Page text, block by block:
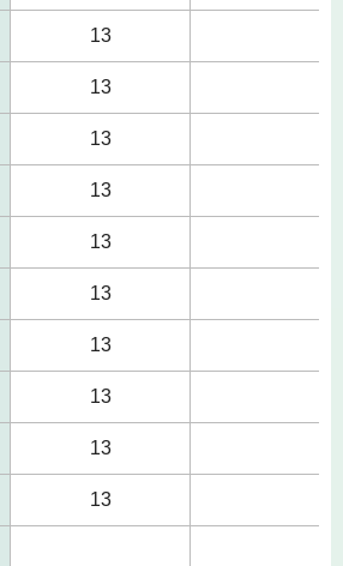
13
13
13
13
13
13
13
13
13
13